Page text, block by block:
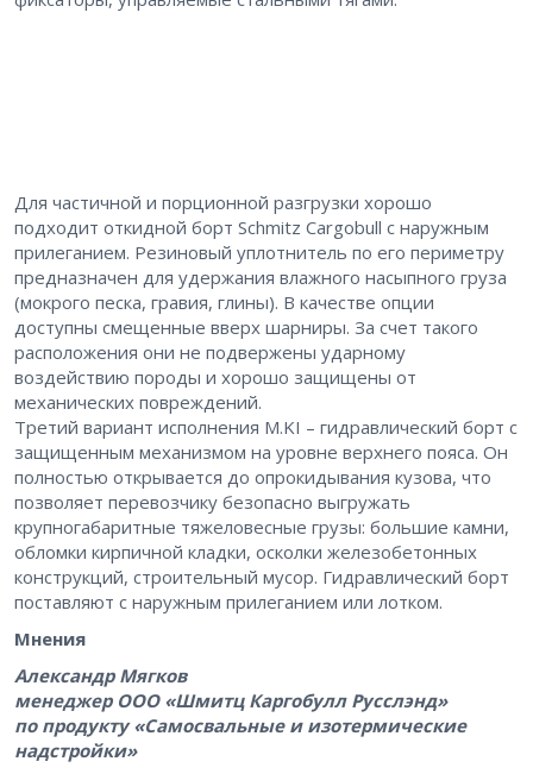
Для частичной и порционной разгрузки хорошо
подходит откидной борт Schmitz Cargobull с наружным
прилеганием. Резиновый уплотнитель по его периметру
предназначен для удержания влажного насыпного груза
(мокрого песка, гравия, глины). В качестве опции
доступны смещенные вверх шарниры. За счет такого
расположения они не подвержены ударному
воздействию породы и хорошо защищены от
механических повреждений.
Третий вариант исполнения M.KI – гидравлический борт с
защищенным механизмом на уровне верхнего пояса. Он
полностью открывается до опрокидывания кузова, что
позволяет перевозчику безопасно выгружать
крупногабаритные тяжеловесные грузы: большие камни,
обломки кирпичной кладки, осколки железобетонных
конструкций, строительный мусор. Гидравлический борт
поставляют с наружным прилеганием или лотком.
Мнения
Александр Мягков
менеджер ООО «Шмитц Каргобулл Русслэнд»
по продукту «Самосвальные и изотермические
надстройки»